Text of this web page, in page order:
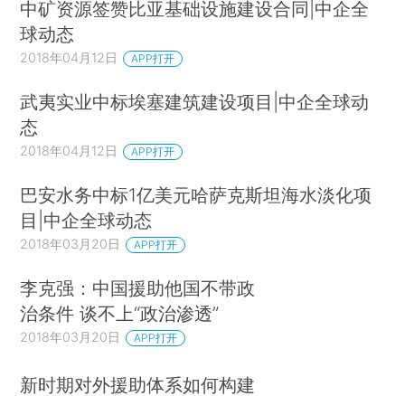
中矿资源签赞比亚基础设施建设合同|中企全
球动态
2018年04月12日 APP打开
武夷实业中标埃塞建筑建设项目|中企全球动
态
2018年04月12日 APP打开
巴安水务中标1亿美元哈萨克斯坦海水淡化项
目|中企全球动态
2018年03月20日 APP打开
李克强：中国援助他国不带政
治条件 谈不上“政治渗透”
2018年03月20日 APP打开
新时期对外援助体系如何构建